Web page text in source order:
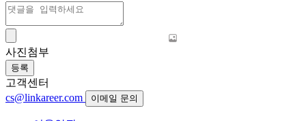
사진첨부
등록
고객센터
cs@linkareer.com
이메일 문의